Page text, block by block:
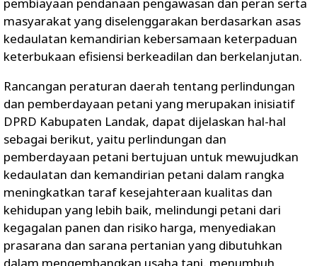
masyarakat yang diselenggarakan berdasarkan asas
kedaulatan kemandirian kebersamaan keterpaduan
keterbukaan efisiensi berkeadilan dan berkelanjutan.
Rancangan peraturan daerah tentang perlindungan
dan pemberdayaan petani yang merupakan inisiatif
DPRD Kabupaten Landak, dapat dijelaskan hal-hal
sebagai berikut, yaitu perlindungan dan
pemberdayaan petani bertujuan untuk mewujudkan
kedaulatan dan kemandirian petani dalam rangka
meningkatkan taraf kesejahteraan kualitas dan
kehidupan yang lebih baik, melindungi petani dari
kegagalan panen dan risiko harga, menyediakan
prasarana dan sarana pertanian yang dibutuhkan